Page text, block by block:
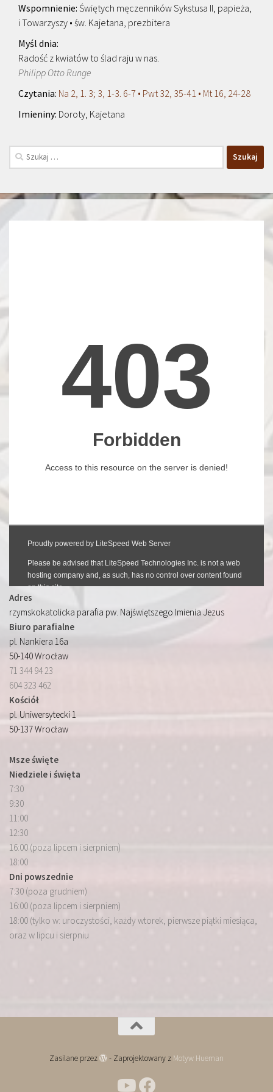
Świętych męczenników Sykstusa II, papieża,
i Towarzyszy • św. Kajetana, prezbitera
Radość z kwiatów to ślad raju w nas.
Philipp Otto Runge
Na 2, 1. 3; 3, 1-3. 6-7 • Pwt 32, 35-41 • Mt 16, 24-28
Doroty, Kajetana
Szukaj:
Adres
rzymskokatolicka parafia pw. Najświętszego Imienia Jezus
Biuro parafialne
pl. Nankiera 16a
50-140 Wrocław
71 344 94 23
604 323 462
Kościół
pl. Uniwersytecki 1
50-137 Wrocław
Msze święte
Niedziele i święta
7:30
9:30
11:00
12:30
16:00 (poza lipcem i sierpniem)
18:00
Dni powszednie
7:30 (poza grudniem)
16:00 (poza lipcem i sierpniem)
18:00 (tylko w: uroczystości, każdy wtorek, pierwsze piątki miesiąca,
oraz w lipcu i sierpniu
Zasilane przez - Zaprojektowany z Motyw Hueman